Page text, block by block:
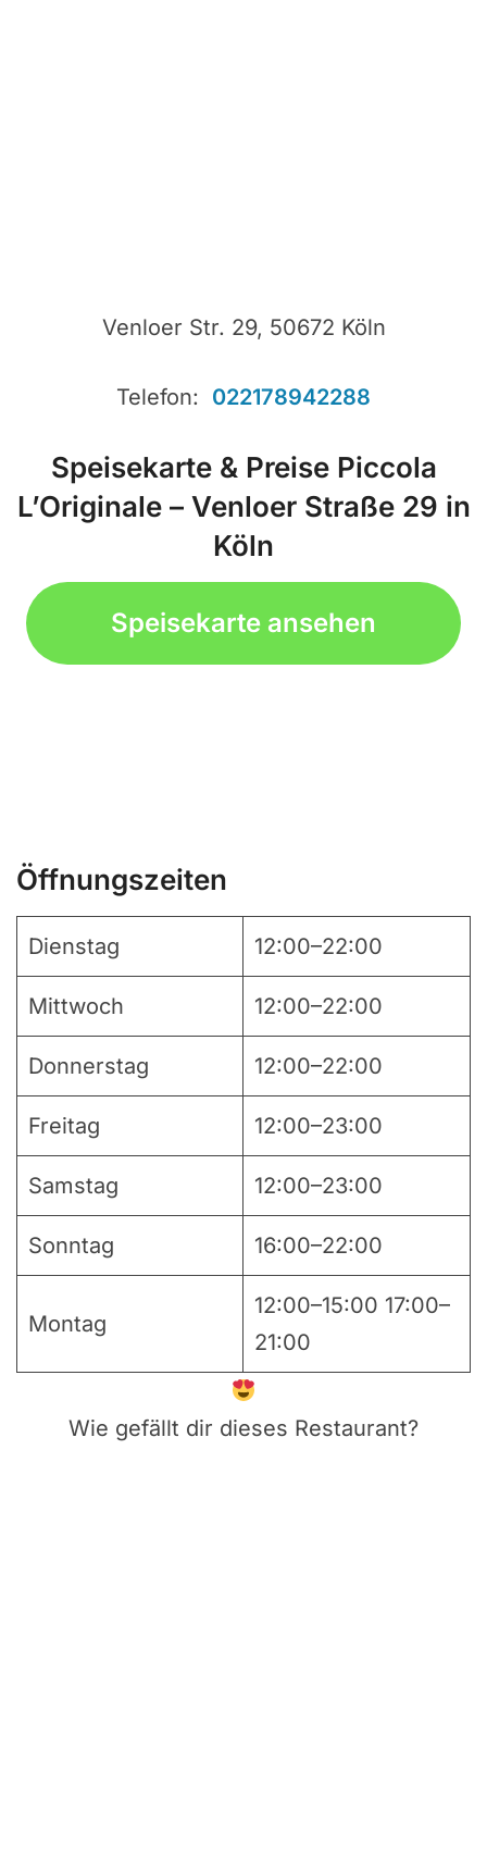
Venloer Str. 29, 50672 Köln
Telefon: 022178942288
Speisekarte & Preise Piccola
L’Originale – Venloer Straße 29 in
Köln
Speisekarte ansehen
Öffnungszeiten
Dienstag 12:00–22:00
Mittwoch 12:00–22:00
Donnerstag 12:00–22:00
Freitag 12:00–23:00
Samstag 12:00–23:00
Sonntag 16:00–22:00
Montag
12:00–15:00 17:00–
21:00
Wie gefällt dir dieses Restaurant?